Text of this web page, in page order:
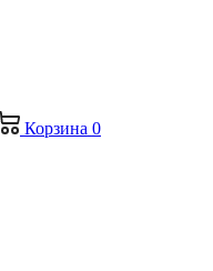
Корзина 0